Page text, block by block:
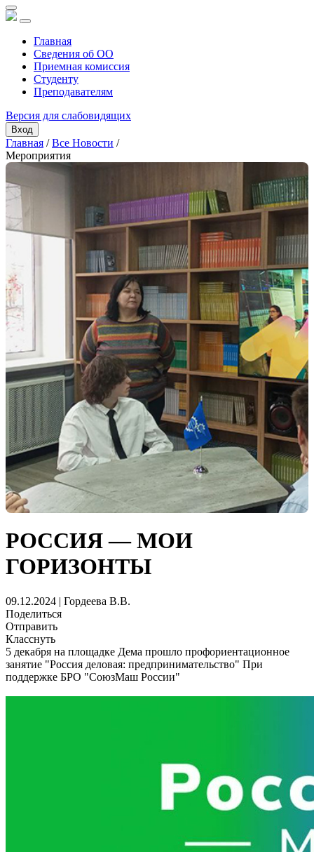
Главная
Сведения об ОО
Приемная комиссия
Студенту
Преподавателям
Версия для слабовидящих
Вход
Главная /Все Новости /
Мероприятия
РОССИЯ — МОИ
ГОРИЗОНТЫ
09.12.2024 | Гордеева В.В.
Поделиться
Отправить
Класснуть
5 декабря на площадке Дема прошло профориентационное
занятие "Россия деловая: предпринимательство" При
поддержке БРО "СоюзМаш России"